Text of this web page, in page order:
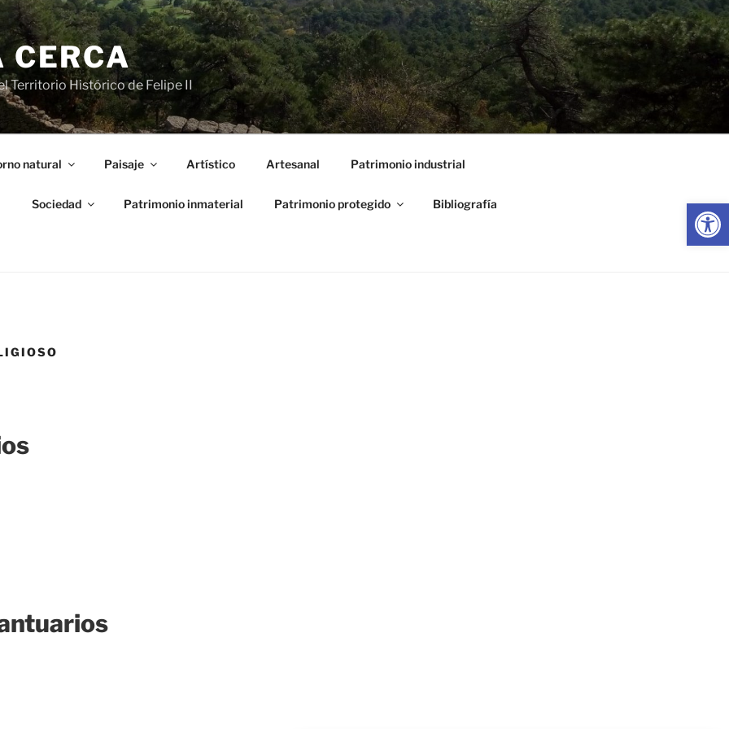
Abrir
CERCA
Territorio Histórico de Felipe II
natural Paisaje Artístico Artesanal Patrimonio industrial
Sociedad Patrimonio inmaterial Patrimonio protegido Bibliografía